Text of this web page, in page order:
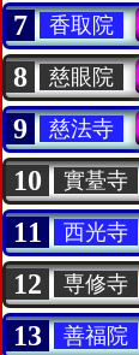
7 香取院
8 慈眼院
9 慈法寺
10 實䑓寺
11 西光寺
12 専修寺
13 善福院